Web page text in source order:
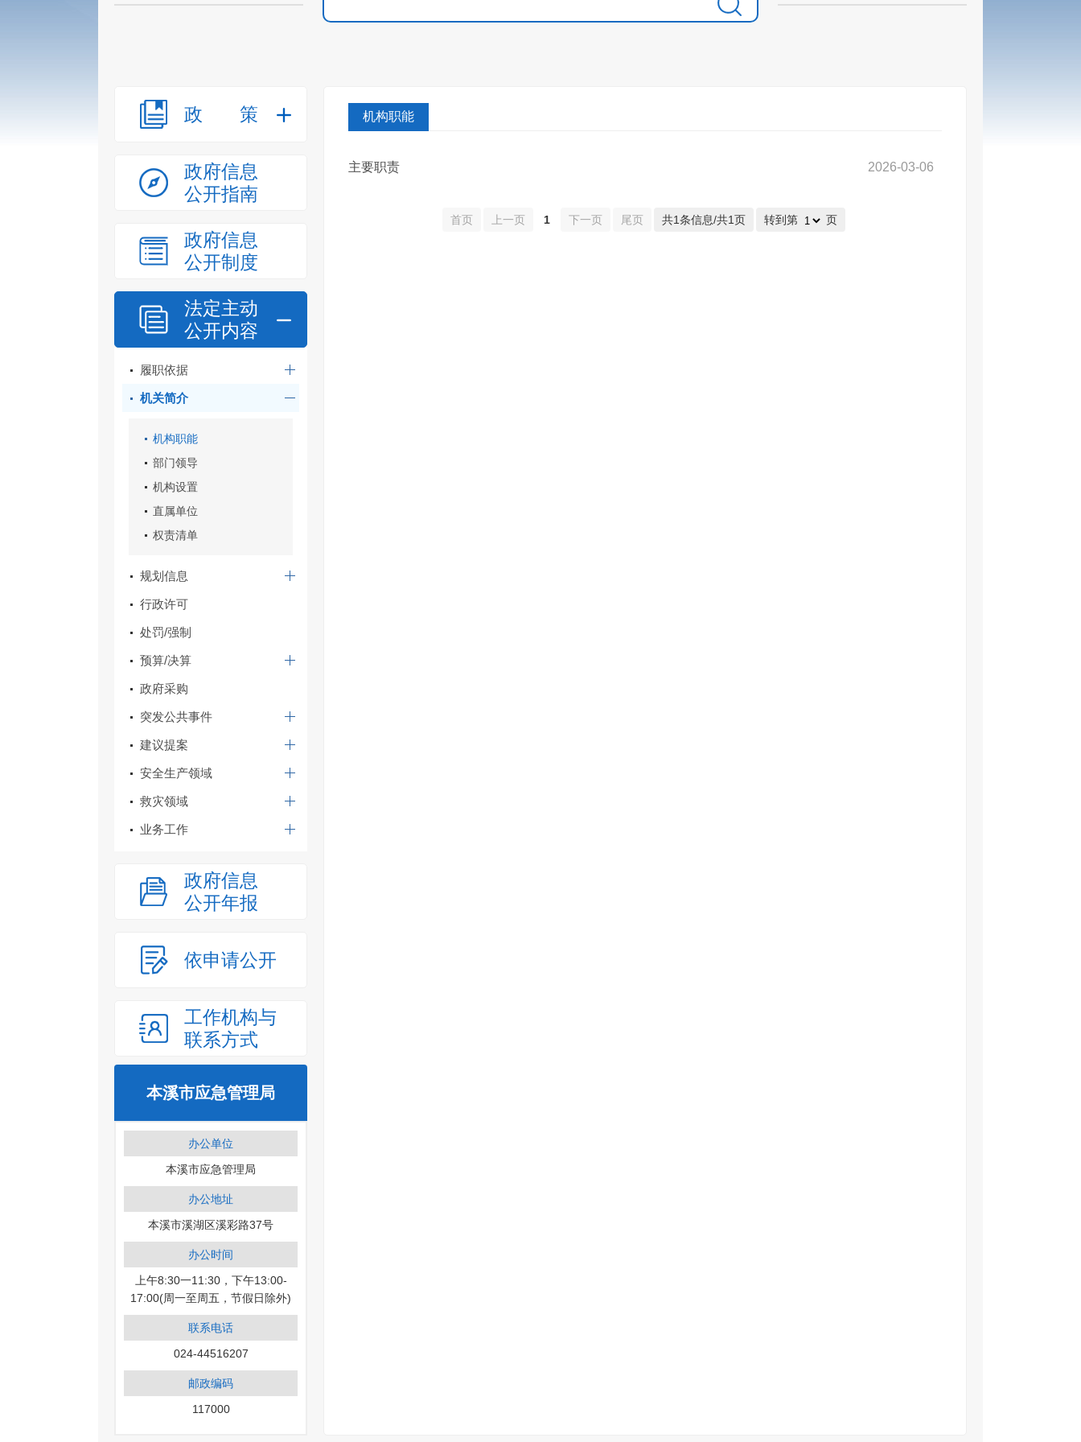
政策
政府信息
公开指南
政府信息
公开制度
法定主动
公开内容
履职依据
机关简介
机构职能
部门领导
机构设置
直属单位
权责清单
规划信息
行政许可
处罚/强制
预算/决算
政府采购
突发公共事件
建议提案
安全生产领域
救灾领域
业务工作
政府信息
公开年报
依申请公开
工作机构与
联系方式
本溪市应急管理局
办公单位
本溪市应急管理局
办公地址
本溪市溪湖区溪彩路37号
办公时间
上午8:30一11:30，下午13:00-
17:00(周一至周五，节假日除外)
联系电话
024-44516207
邮政编码
117000
机构职能
2026-03-06
主要职责
首页 上一页 1 下一页 尾页 共1条信息/共1页 转到第 页